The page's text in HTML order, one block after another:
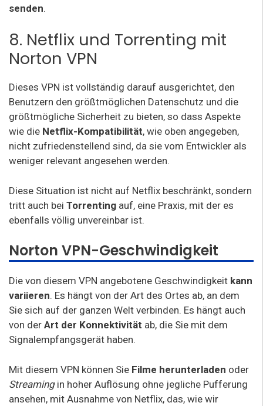
senden.
8. Netflix und Torrenting mit
Norton VPN
Dieses VPN ist vollständig darauf ausgerichtet, den
Benutzern den größtmöglichen Datenschutz und die
größtmögliche Sicherheit zu bieten, so dass Aspekte
wie die Netflix-Kompatibilität, wie oben angegeben,
nicht zufriedenstellend sind, da sie vom Entwickler als
weniger relevant angesehen werden.
Diese Situation ist nicht auf Netflix beschränkt, sondern
tritt auch bei Torrenting auf, eine Praxis, mit der es
ebenfalls völlig unvereinbar ist.
Norton VPN-Geschwindigkeit
Die von diesem VPN angebotene Geschwindigkeit kann
variieren. Es hängt von der Art des Ortes ab, an dem
Sie sich auf der ganzen Welt verbinden. Es hängt auch
von der Art der Konnektivität ab, die Sie mit dem
Signalempfangsgerät haben.
Mit diesem VPN können Sie Filme herunterladen oder
Streamingin hoher Auflösung ohne jegliche Pufferung
ansehen, mit Ausnahme von Netflix, das, wie wir